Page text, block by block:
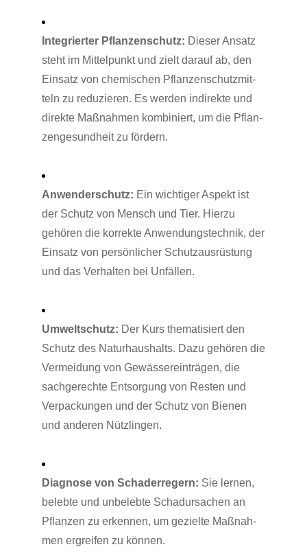
Inte­grier­ter Pflan­zen­schutz: Die­ser Ansatz
steht im Mit­tel­punkt und zielt dar­auf ab, den
Ein­satz von che­mi­schen Pflan­zen­schutz­mit­
teln zu redu­zie­ren. Es wer­den indi­rek­te und
direk­te Maß­nah­men kom­bi­niert, um die Pflan­
zen­ge­sund­heit zu fördern.
Anwen­der­schutz: Ein wich­ti­ger Aspekt ist
der Schutz von Mensch und Tier. Hier­zu
gehö­ren die kor­rek­te Anwen­dungs­tech­nik, der
Ein­satz von per­sön­li­cher Schutz­aus­rüs­tung
und das Ver­hal­ten bei Unfällen.
Umwelt­schutz: Der Kurs the­ma­ti­siert den
Schutz des Natur­haus­halts. Dazu gehö­ren die
Ver­mei­dung von Gewäs­ser­ein­trä­gen, die
sach­ge­rech­te Ent­sor­gung von Res­ten und
Ver­pa­ckun­gen und der Schutz von Bie­nen
und ande­ren Nützlingen.
Dia­gno­se von Scha­der­re­gern: Sie ler­nen,
beleb­te und unbe­leb­te Schad­ur­sa­chen an
Pflan­zen zu erken­nen, um geziel­te Maß­nah­
men ergrei­fen zu können.